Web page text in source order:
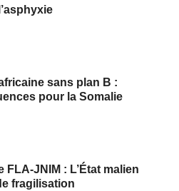
sans plan B :
pour la Somalie
FLA-JNIM : L’État malien
fragilisation